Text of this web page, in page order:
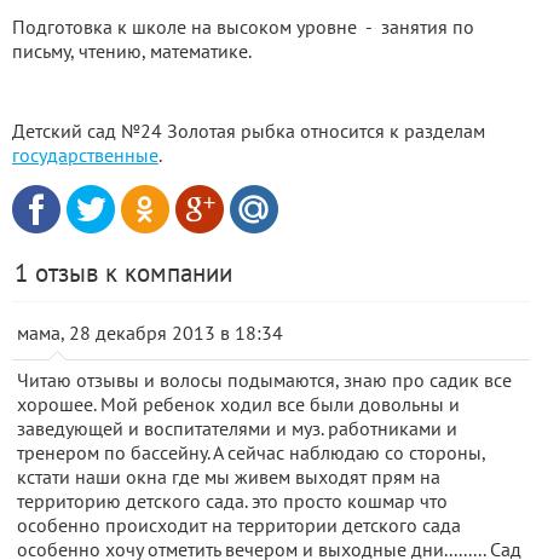
Подготовка к школе на высоком уровне - занятия по
письму, чтению, математике.
Детский сад №24 Золотая рыбка относится к разделам
государственные.
1 отзыв к компании
мама, 28 декабря 2013 в 18:34
Читаю отзывы и волосы подымаются, знаю про садик все
хорошее. Мой ребенок ходил все были довольны и
заведующей и воспитателями и муз. работниками и
тренером по бассейну. А сейчас наблюдаю со стороны,
кстати наши окна где мы живем выходят прям на
территорию детского сада. это просто кошмар что
особенно происходит на территории детского сада
особенно хочу отметить вечером и выходные дни......... Сад